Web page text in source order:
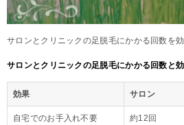
サロンとクリニックの足脱毛にかかる回数を
サロンとクリニックの足脱毛にかかる回数と
効果 サロン
自宅でのお手入れ不要 約12回